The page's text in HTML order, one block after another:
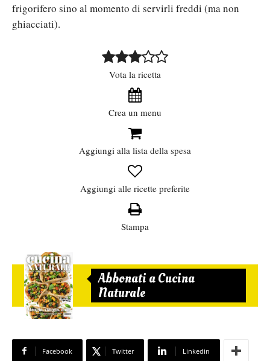
frigorifero sino al momento di servirli freddi (ma non
ghiacciati).
Vota la ricetta
Crea un menu
Aggiungi alla lista della spesa
Aggiungi alle ricette preferite
Stampa
Abbonati a Cucina
Naturale
Facebook Twitter Linkedin